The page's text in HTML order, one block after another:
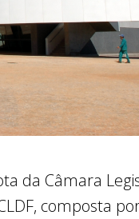
da Câmara
composta